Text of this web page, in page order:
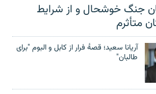
جنگ خوشحال و از شرایط
متأثرم
آریانا سعید؛ قصۀ فرار از کابل و البوم "برای
طالبان"